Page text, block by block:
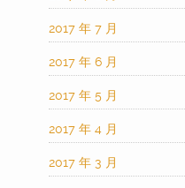
2017 年 7 月
2017 年 6 月
2017 年 5 月
2017 年 4 月
2017 年 3 月